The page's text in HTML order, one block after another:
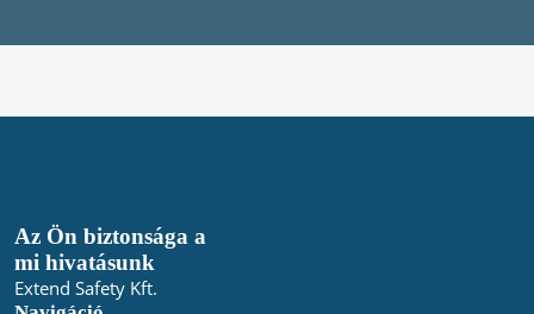
Az Ön biztonsága a
mi hivatásunk
Extend Safety Kft.